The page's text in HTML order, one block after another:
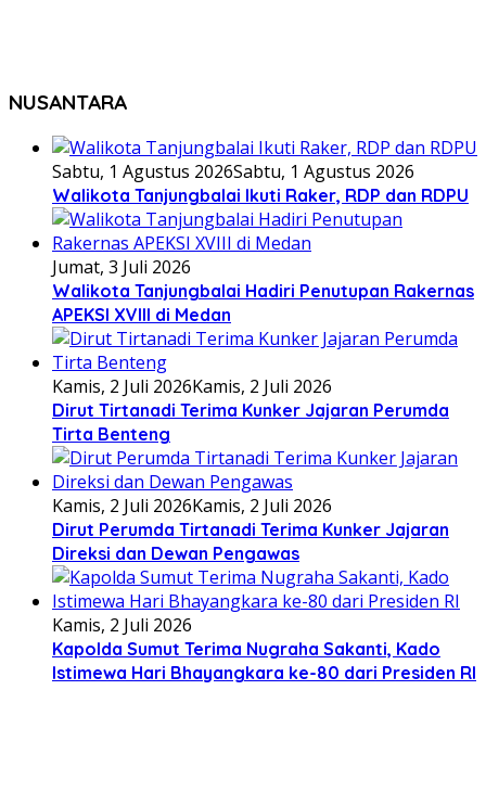
NUSANTARA
Sabtu, 1 Agustus 2026Sabtu, 1 Agustus 2026
Walikota Tanjungbalai Ikuti Raker, RDP dan RDPU
Jumat, 3 Juli 2026
Walikota Tanjungbalai Hadiri Penutupan Rakernas
APEKSI XVIII di Medan
Kamis, 2 Juli 2026Kamis, 2 Juli 2026
Dirut Tirtanadi Terima Kunker Jajaran Perumda
Tirta Benteng
Kamis, 2 Juli 2026Kamis, 2 Juli 2026
Dirut Perumda Tirtanadi Terima Kunker Jajaran
Direksi dan Dewan Pengawas
Kamis, 2 Juli 2026
Kapolda Sumut Terima Nugraha Sakanti, Kado
Istimewa Hari Bhayangkara ke-80 dari Presiden RI